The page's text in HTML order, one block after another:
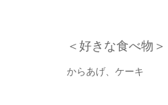
＜好きな食べ物＞
からあげ、ケーキ